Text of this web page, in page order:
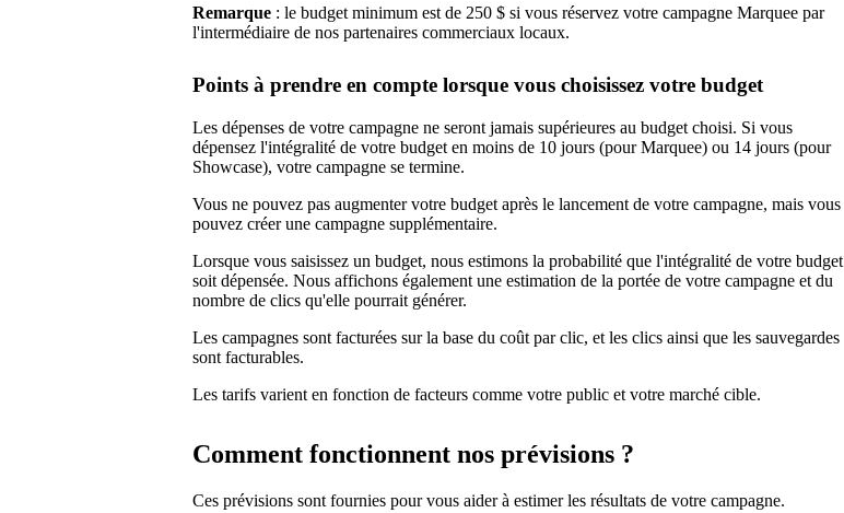
Remarque : le budget minimum est de 250 $ si vous réservez votre campagne Marquee par
l'intermédiaire de nos partenaires commerciaux locaux.
Points à prendre en compte lorsque vous choisissez votre budget
Les dépenses de votre campagne ne seront jamais supérieures au budget choisi. Si vous
dépensez l'intégralité de votre budget en moins de 10 jours (pour Marquee) ou 14 jours (pour
Showcase), votre campagne se termine.
Vous ne pouvez pas augmenter votre budget après le lancement de votre campagne, mais vous
pouvez créer une campagne supplémentaire.
Lorsque vous saisissez un budget, nous estimons la probabilité que l'intégralité de votre budget
soit dépensée. Nous affichons également une estimation de la portée de votre campagne et du
nombre de clics qu'elle pourrait générer.
Les campagnes sont facturées sur la base du coût par clic, et les clics ainsi que les sauvegardes
sont facturables.
Les tarifs varient en fonction de facteurs comme votre public et votre marché cible.
Comment fonctionnent nos prévisions ?
Ces prévisions sont fournies pour vous aider à estimer les résultats de votre campagne.